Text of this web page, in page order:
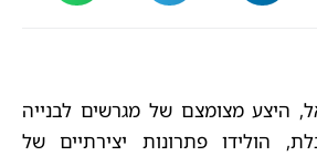
היצע מצומצם של מגרשים לבנייה
הולידו פתרונות יצירתיים של